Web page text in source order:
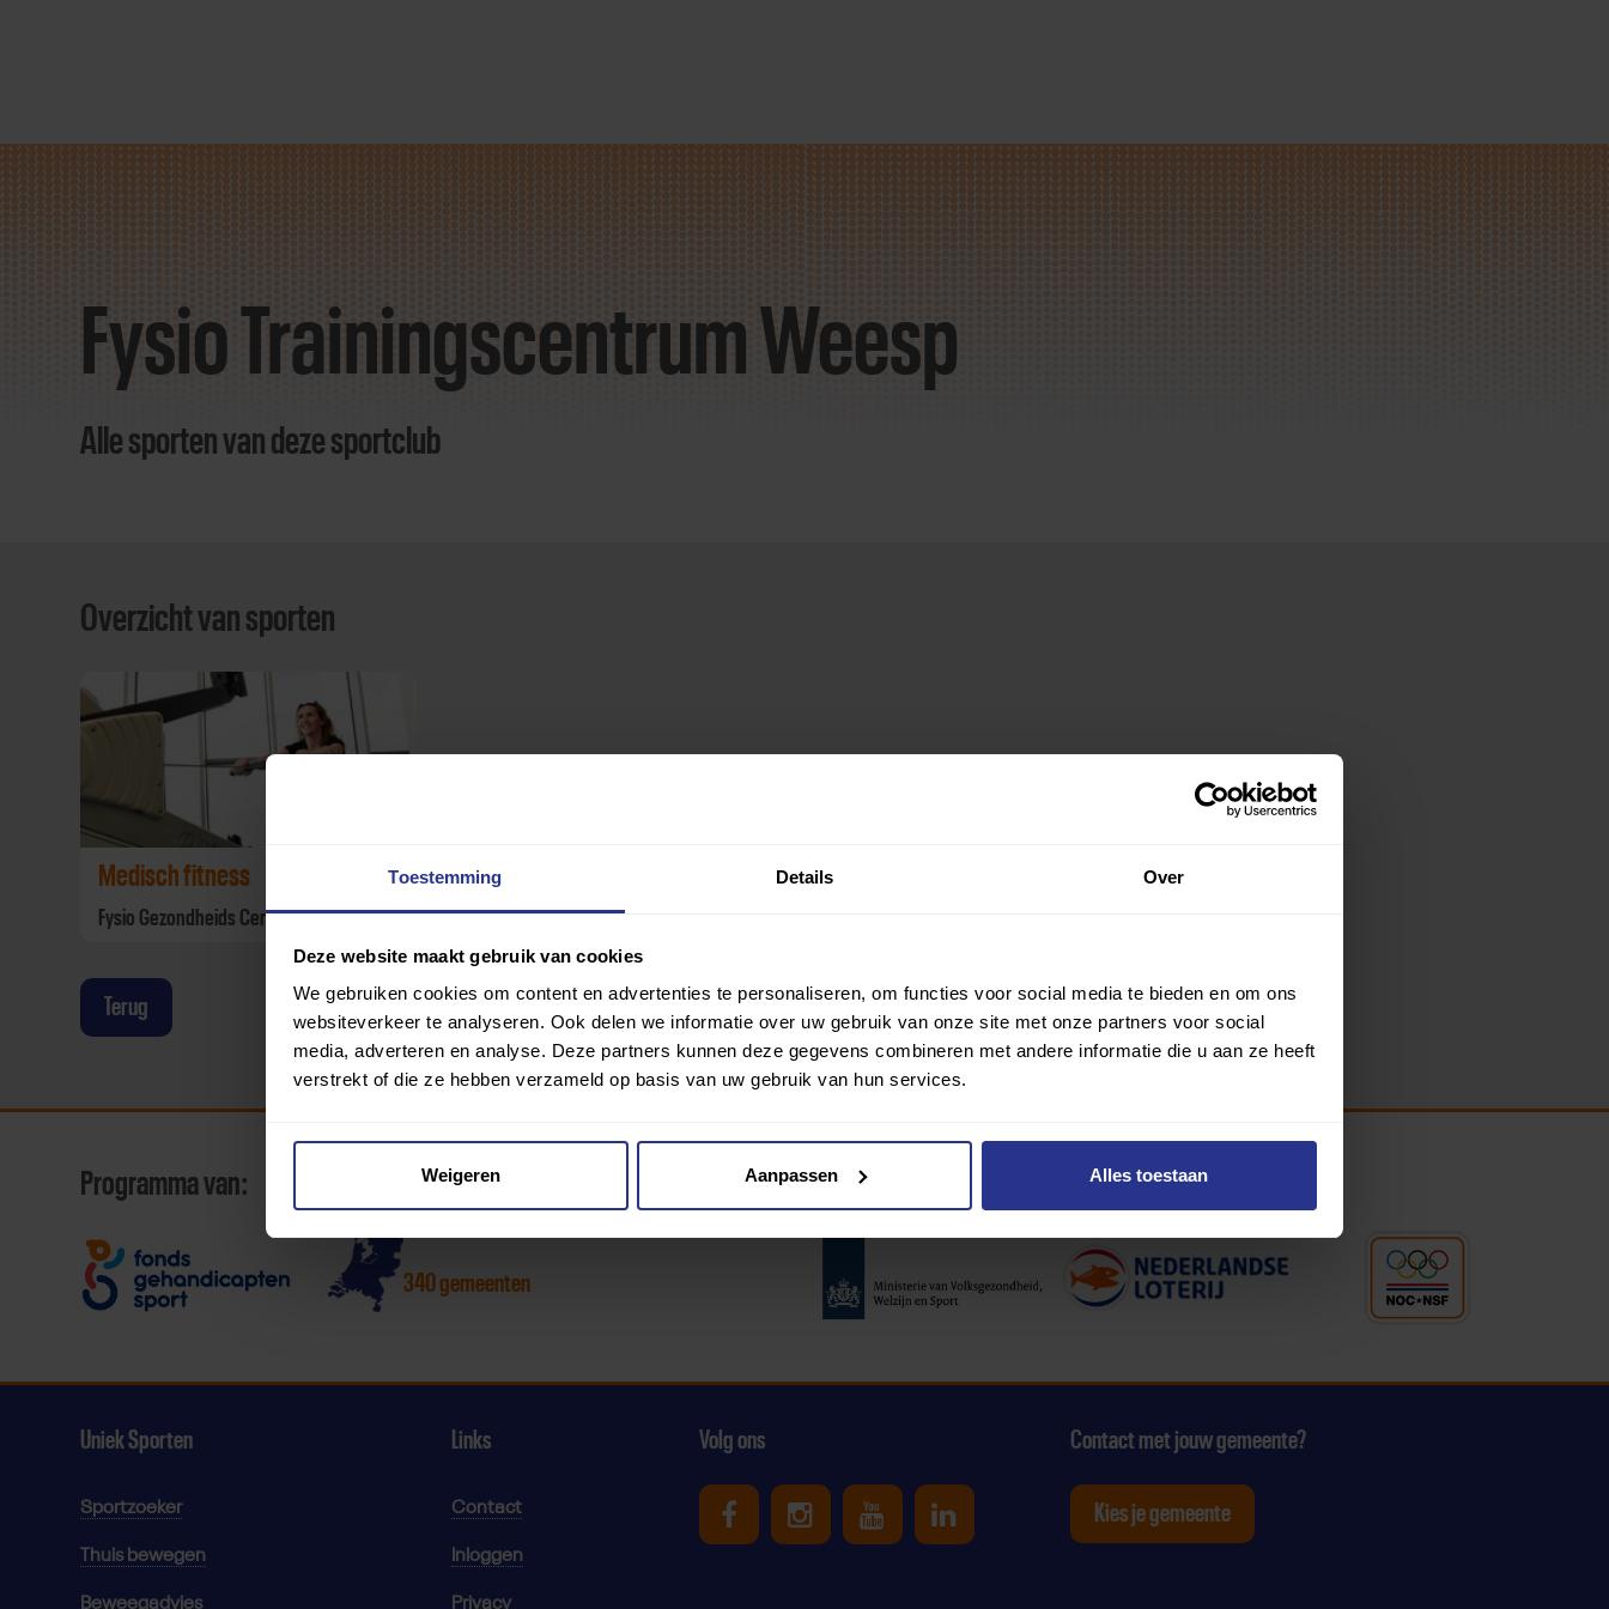
Toestemming Details Over
Deze website maakt gebruik van cookies
We gebruiken cookies om content en advertenties te personaliseren, om functies voor social media te bieden en om ons
websiteverkeer te analyseren. Ook delen we informatie over uw gebruik van onze site met onze partners voor social
media, adverteren en analyse. Deze partners kunnen deze gegevens combineren met andere informatie die u aan ze heeft
verstrekt of die ze hebben verzameld op basis van uw gebruik van hun services.
Weigeren Aanpassen Alles toestaan
Direct
door
contentFysio Trainingscentrum Weesp
Alle sporten van deze sportclub
Overzicht van sporten
Medisch fitness
Fysio Gezondheids Centrum Weesp
Terug
Programma van:
340 gemeenten
Partners:
Uniek Sporten
Sportzoeker
Thuis bewegen
Beweegadvies
Links
Contact
Inloggen
Privacy
Volg ons
Uniek Sporten op Facebook
Uniek Sporten op Instagram
Uniek Sporten op Youtube
Uniek Sporten op Linkedin
Contact met jouw gemeente?
Kies je gemeente